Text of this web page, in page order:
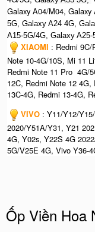
Galaxy A04/M04, Galaxy
5G, Galaxy A24 4G,
A15-5G/4G, Galaxy A25-
XIAOMI : Redmi
Note 10-4G/10S, Mi 11
Redmi Note 11 Pro 4G/
12C, Redmi Note 12
13C-4G, Redmi 13-4G,
VIVO : Y11/Y12/
2020/Y51A/Y31, Y21
4G, Y02s, Y22S 4G
5G/V25E 4G, Vivo Y36-
Ốp Viền Hoa